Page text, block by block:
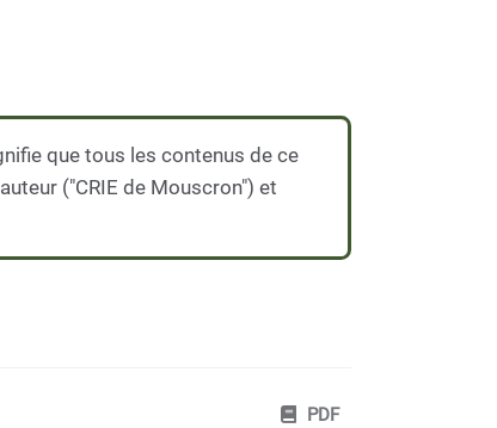
que tous les contenus de ce
("CRIE de Mouscron") et
PDF